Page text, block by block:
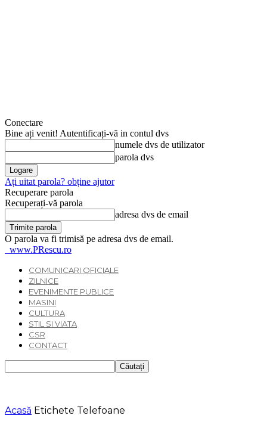
Conectare
Bine ați venit! Autentificați-vă in contul dvs
numele dvs de utilizator
parola dvs
Ați uitat parola? obține ajutor
Recuperare parola
Recuperați-vă parola
adresa dvs de email
O parola va fi trimisă pe adresa dvs de email.
www.PRescu.ro
COMUNICARI OFICIALE
ZILNICE
EVENIMENTE PUBLICE
MASINI
CULTURA
STIL SI VIATA
CSR
CONTACT
Acasă Etichete Telefoane